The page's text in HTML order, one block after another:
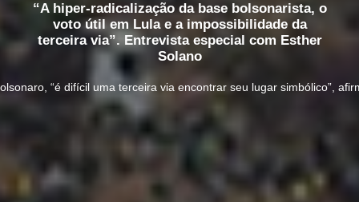
“A hiper-radicalização da base bolsonarista, o
voto útil em Lula e a impossibilidade da
terceira via”. Entrevista especial com Esther
Solano
“é difícil uma terceira via encontrar seu lugar simbólico”,